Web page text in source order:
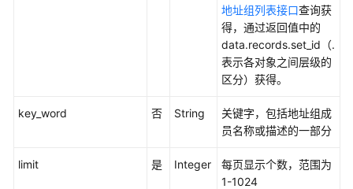
调
地址组列表接口查询获
得，通过返回值中的
data.records.set_id（.
表示各对象之间层级的
区分）获得。
key_word 否 String
关键字，包括地址组成
员名称或描述的一部分
limit 是 Integer
每页显示个数，范围为
1-1024